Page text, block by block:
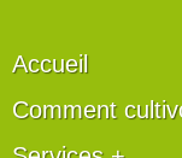
Accueil
Comment